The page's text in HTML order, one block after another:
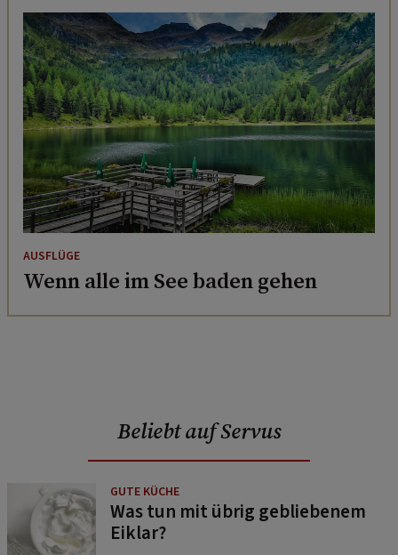
AUSFLÜGE
Wenn alle im See baden gehen
Beliebt auf Servus
GUTE KÜCHE
Was tun mit übrig gebliebenem
Eiklar?